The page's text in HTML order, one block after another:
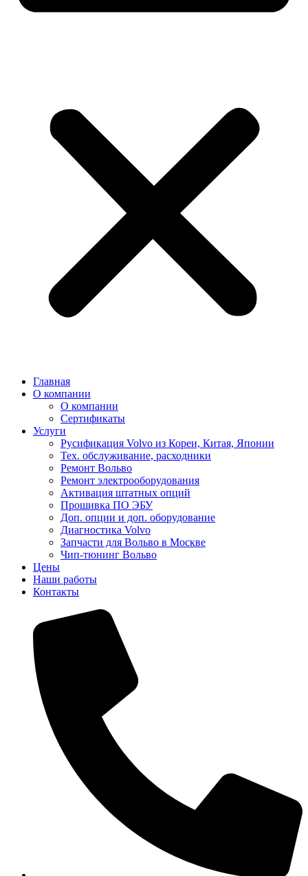
Главная
О компании
О компании
Сертификаты
Услуги
Русификация Volvo из Кореи, Китая, Японии
Тех. обслуживание, расходники
Ремонт Вольво
Ремонт электрооборудования
Активация штатных опций
Прошивка ПО ЭБУ
Доп. опции и доп. оборудование
Диагностика Volvo
Запчасти для Вольво в Москве
Чип-тюнинг Вольво
Цены
Наши работы
Контакты